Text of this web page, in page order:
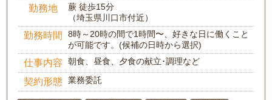
勤務地
蕨 徒歩15分
（埼玉県川口市付近）
勤務時間
8時～20時の間で1時間〜、好きな日に働くこと
が可能です。(候補の日時から選択)
仕事内容 朝食、昼食、夕食の献立･調理など
契約形態 業務委託